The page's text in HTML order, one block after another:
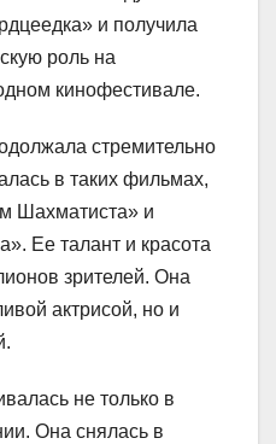
и получила
роль на
кинофестивале.
стремительно
в таких фильмах,
Шахматиста» и
Ее талант и красота
зрителей. Она
актрисой, но и
не только в
Она снялась в